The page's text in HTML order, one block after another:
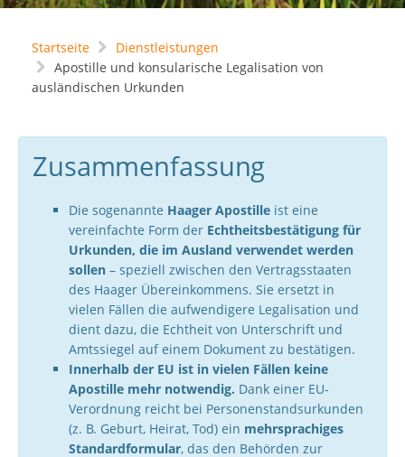
Startseite
Dienstleistungen
Apostille und konsularische Legalisation von
ausländischen Urkunden
Zusammenfassung
Die sogenannte Haager Apostille ist eine
vereinfachte Form der Echtheitsbestätigung für
Urkunden, die im Ausland verwendet werden
sollen – speziell zwischen den Vertragsstaaten
des Haager Übereinkommens. Sie ersetzt in
vielen Fällen die aufwendigere Legalisation und
dient dazu, die Echtheit von Unterschrift und
Amtssiegel auf einem Dokument zu bestätigen.
Innerhalb der EU ist in vielen Fällen keine
Apostille mehr notwendig. Dank einer EU-
Verordnung reicht bei Personenstandsurkunden
(z. B. Geburt, Heirat, Tod) ein mehrsprachiges
Standardformular, das den Behörden zur